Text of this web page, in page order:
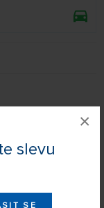
slevu
SE
×